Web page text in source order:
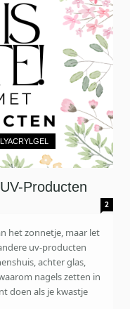
Producten
2
het zonnetje, maar let
uv-producten
achter glas,
nagels zetten in
doen als je kwastje